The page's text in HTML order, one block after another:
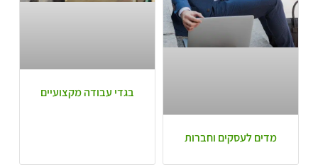
מדים לעסקים וחברות
בגדי עבודה מקצועיים